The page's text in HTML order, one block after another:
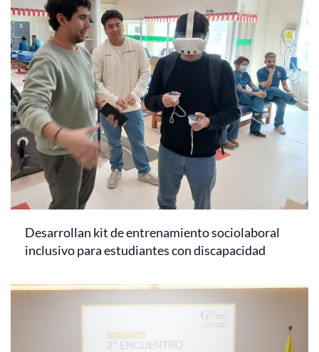
Desarrollan kit de entrenamiento sociolaboral
inclusivo para estudiantes con discapacidad